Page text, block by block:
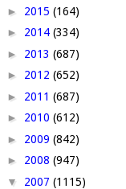
► 2015 (164)
► 2014 (334)
► 2013 (687)
► 2012 (652)
► 2011 (687)
► 2010 (612)
► 2009 (842)
► 2008 (947)
▼ 2007 (1115)